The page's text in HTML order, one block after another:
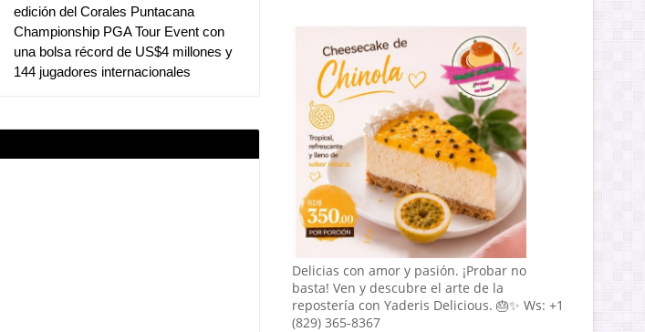
edición del Corales Puntacana
Championship PGA Tour Event con
una bolsa récord de US$4 millones y
144 jugadores internacionales
Delicias con amor y pasión. ¡Probar no
basta! Ven y descubre el arte de la
repostería con Yaderis Delicious. 🎂✨ Ws: +1
(829) 365-8367